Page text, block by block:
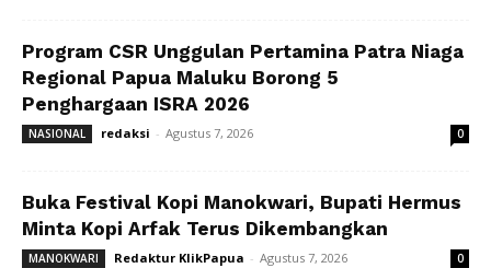
Program CSR Unggulan Pertamina Patra Niaga
Regional Papua Maluku Borong 5
Penghargaan ISRA 2026
NASIONAL redaksi - Agustus 7, 2026 0
Buka Festival Kopi Manokwari, Bupati Hermus
Minta Kopi Arfak Terus Dikembangkan
MANOKWARI Redaktur KlikPapua - Agustus 7, 2026 0